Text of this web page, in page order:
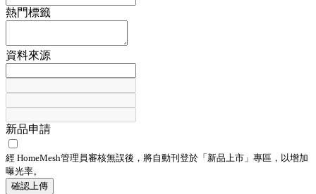
熱門標籤
資料來源
新品申請
經 HomeMesh管理員審核無誤後，將自動刊登於「新品上市 」專區，以增加
曝光率。
確認上傳